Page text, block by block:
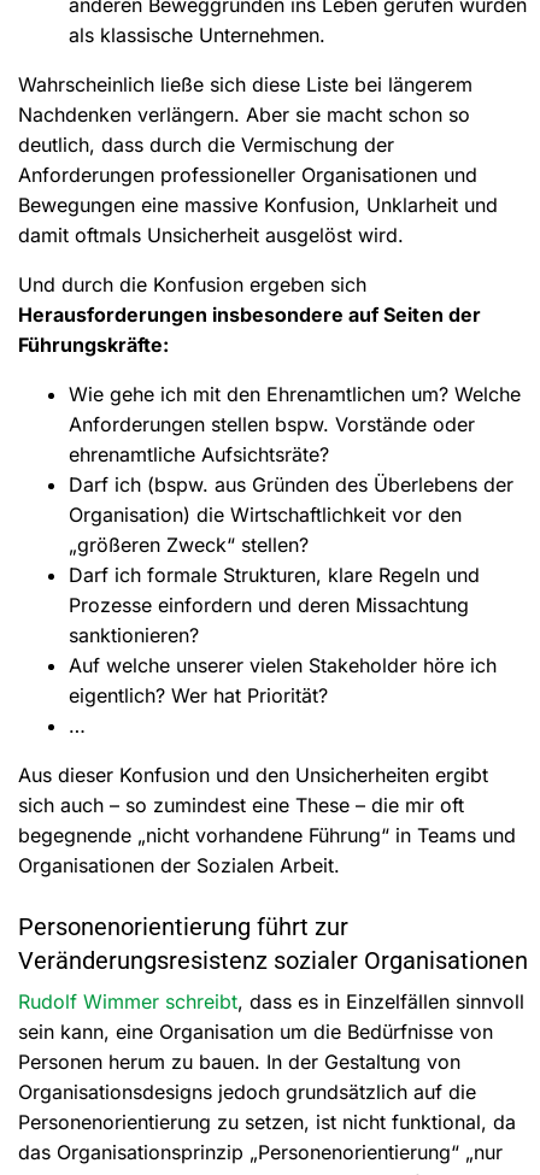
als klassische Unternehmen.
Wahrscheinlich ließe sich diese Liste bei längerem
Nachdenken verlängern. Aber sie macht schon so
deutlich, dass durch die Vermischung der
Anforderungen professioneller Organisationen und
Bewegungen eine massive Konfusion, Unklarheit und
damit oftmals Unsicherheit ausgelöst wird.
Und durch die Konfusion ergeben sich
Herausforderungen insbesondere auf Seiten der
Führungskräfte:
Wie gehe ich mit den Ehrenamtlichen um? Welche
Anforderungen stellen bspw. Vorstände oder
ehrenamtliche Aufsichtsräte?
Darf ich (bspw. aus Gründen des Überlebens der
Organisation) die Wirtschaftlichkeit vor den
„größeren Zweck“ stellen?
Darf ich formale Strukturen, klare Regeln und
Prozesse einfordern und deren Missachtung
sanktionieren?
Auf welche unserer vielen Stakeholder höre ich
eigentlich? Wer hat Priorität?
…
Aus dieser Konfusion und den Unsicherheiten ergibt
sich auch – so zumindest eine These – die mir oft
begegnende „nicht vorhandene Führung“ in Teams und
Organisationen der Sozialen Arbeit.
Personenorientierung führt zur
Veränderungsresistenz sozialer Organisationen
Rudolf Wimmer schreibt, dass es in Einzelfällen sinnvoll
sein kann, eine Organisation um die Bedürfnisse von
Personen herum zu bauen. In der Gestaltung von
Organisationsdesigns jedoch grundsätzlich auf die
Personenorientierung zu setzen, ist nicht funktional, da
das Organisationsprinzip „Personenorientierung“ „nur